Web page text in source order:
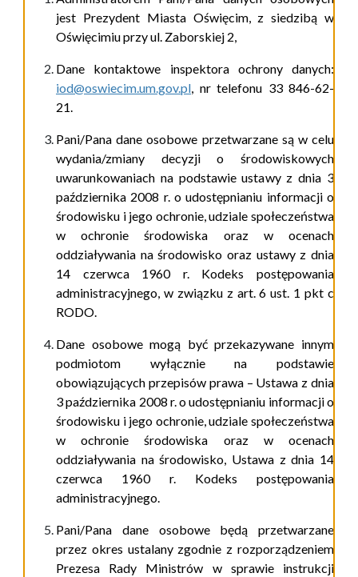
jest Prezydent Miasta Oświęcim, z siedzibą w
Oświęcimiu przy ul. Zaborskiej 2,
Dane kontaktowe inspektora ochrony danych:
iod@oswiecim.um.gov.pl, nr telefonu 33 846-62-
21.
Pani/Pana dane osobowe przetwarzane są w celu
wydania/zmiany decyzji o środowiskowych
uwarunkowaniach na podstawie ustawy z dnia 3
października 2008 r. o udostępnianiu informacji o
środowisku i jego ochronie, udziale społeczeństwa
w ochronie środowiska oraz w ocenach
oddziaływania na środowisko oraz ustawy z dnia
14 czerwca 1960 r. Kodeks postępowania
administracyjnego, w związku z art. 6 ust. 1 pkt c
RODO.
Dane osobowe mogą być przekazywane innym
podmiotom wyłącznie na podstawie
obowiązujących przepisów prawa – Ustawa z dnia
3 października 2008 r. o udostępnianiu informacji o
środowisku i jego ochronie, udziale społeczeństwa
w ochronie środowiska oraz w ocenach
oddziaływania na środowisko, Ustawa z dnia 14
czerwca 1960 r. Kodeks postępowania
administracyjnego.
Pani/Pana dane osobowe będą przetwarzane
przez okres ustalany zgodnie z rozporządzeniem
Prezesa Rady Ministrów w sprawie instrukcji